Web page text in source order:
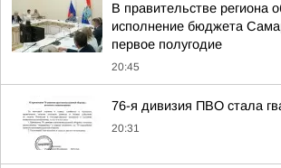
В правительстве региона
исполнение бюджета
первое полугодие
20:45
76-я дивизия ПВО стала
20:31